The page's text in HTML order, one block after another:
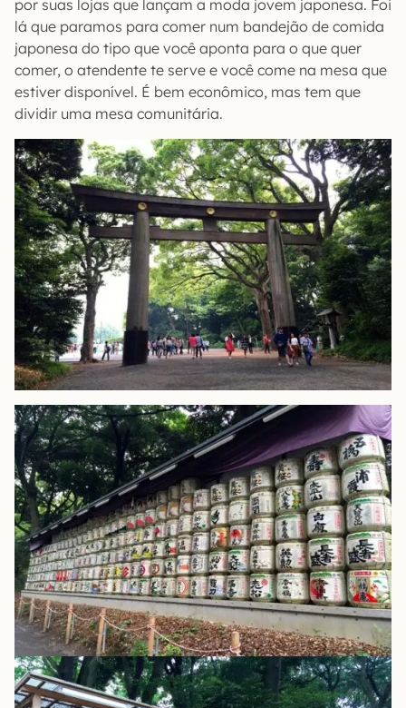
por suas lojas que lançam a moda jovem japonesa. Foi
lá que paramos para comer num bandejão de comida
japonesa do tipo que você aponta para o que quer
comer, o atendente te serve e você come na mesa que
estiver disponível. É bem econômico, mas tem que
dividir uma mesa comunitária.